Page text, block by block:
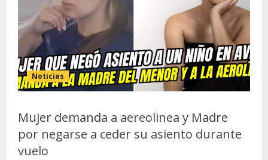
Noticias
Mujer demanda a aereolinea y Madre
por negarse a ceder su asiento durante
vuelo